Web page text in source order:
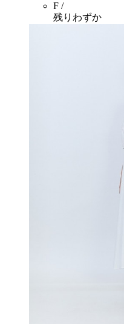
F /
残りわずか